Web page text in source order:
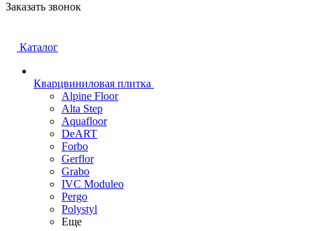
Заказать звонок
Каталог
Кварцвиниловая плитка
Alpine Floor
Alta Step
Aquafloor
DeART
Forbo
Gerflor
Grabo
IVC Moduleo
Pergo
Polystyl
Еще